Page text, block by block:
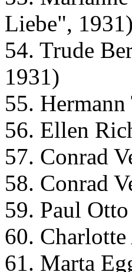
Liebe", 1931)
54. Trude
1931)
55.
56. Ellen
57. Conrad
58. Conrad
59. Paul
60.
61. Marta